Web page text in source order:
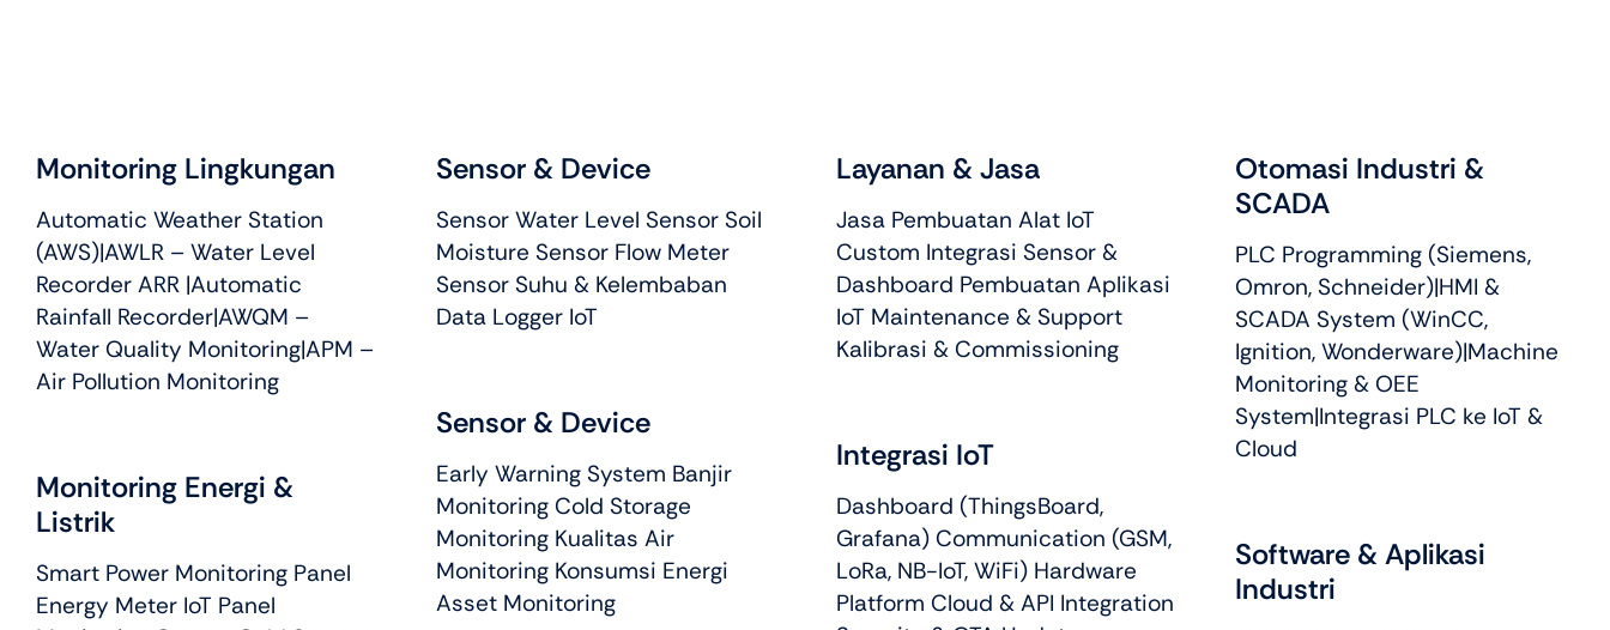
Monitoring Lingkungan
Automatic Weather Station
(AWS)|AWLR – Water Level
Recorder ARR|Automatic
Rainfall Recorder|AWQM –
Water Quality Monitoring|APM –
Air Pollution Monitoring
Monitoring Energi &
Listrik
Smart Power Monitoring Panel
Energy Meter IoT Panel
Sensor & Device
Sensor Water Level Sensor Soil
Moisture Sensor Flow Meter
Sensor Suhu & Kelembaban
Data Logger IoT
Sensor & Device
Early Warning System Banjir
Monitoring Cold Storage
Monitoring Kualitas Air
Monitoring Konsumsi Energi
Asset Monitoring
Layanan & Jasa
Jasa Pembuatan Alat IoT
Custom Integrasi Sensor &
Dashboard Pembuatan Aplikasi
IoT Maintenance & Support
Kalibrasi & Commissioning
Integrasi IoT
Dashboard (ThingsBoard,
Grafana) Communication (GSM,
LoRa, NB-IoT, WiFi) Hardware
Platform Cloud & API Integration
Otomasi Industri &
SCADA
PLC Programming (Siemens,
Omron, Schneider)|HMI &
SCADA System (WinCC,
Ignition, Wonderware)|Machine
Monitoring & OEE
System|Integrasi PLC ke IoT &
Cloud
Software & Aplikasi
Industri